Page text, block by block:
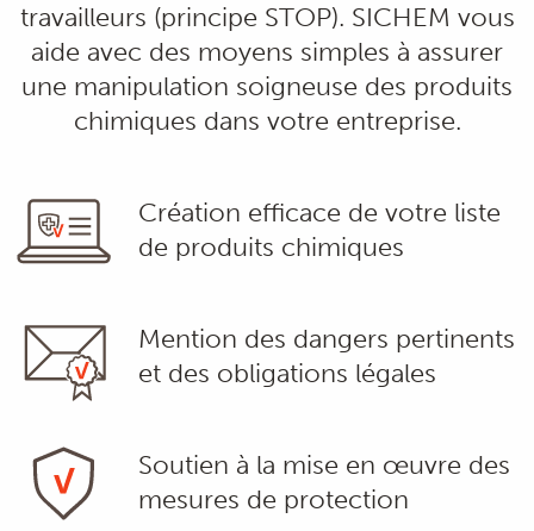
travailleurs (principe STOP). SICHEM vous
aide avec des moyens simples à assurer
une manipulation soigneuse des produits
chimiques dans votre entreprise.
Création efficace de votre liste
de produits chimiques
Mention des dangers pertinents
et des obligations légales
Soutien à la mise en œuvre des
mesures de protection